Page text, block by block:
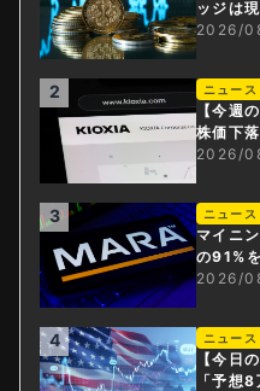
ッジは
2026/
2 ニュース
【今週
株価下
指摘は
2026/
3 ニュース
マイニ
の91%
2026/
4 ニュース
【今日
「予想